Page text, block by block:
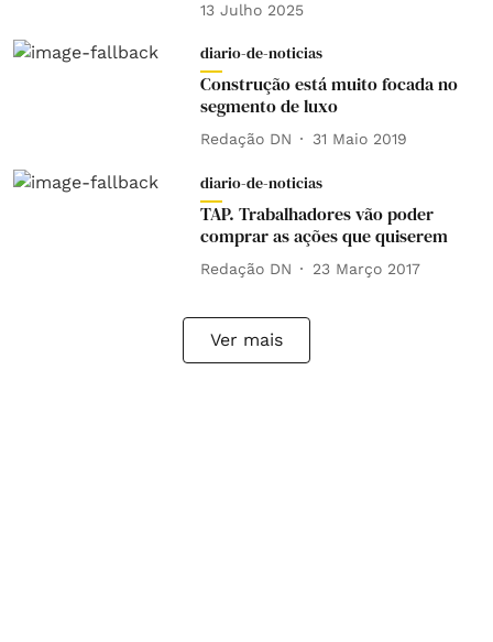
13 Julho 2025
diario-de-noticias
Construção está muito focada no
segmento de luxo
Redação DN 31 Maio 2019
diario-de-noticias
TAP. Trabalhadores vão poder
comprar as ações que quiserem
Redação DN 23 Março 2017
Ver mais